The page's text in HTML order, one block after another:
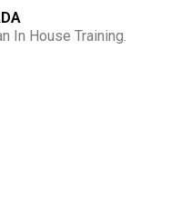
In House Training.